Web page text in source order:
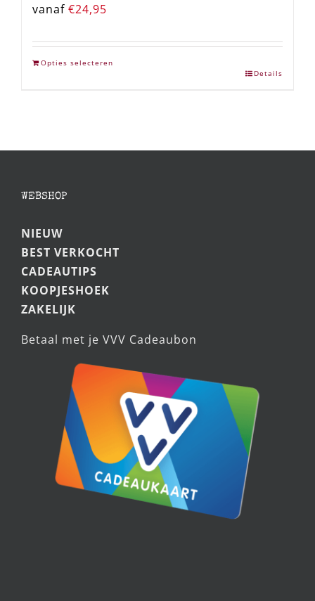
vanaf €24,95
Opties selecteren
Details
WEBSHOP
NIEUW
BEST VERKOCHT
CADEAUTIPS
KOOPJESHOEK
ZAKELIJK
Betaal met je VVV Cadeaubon